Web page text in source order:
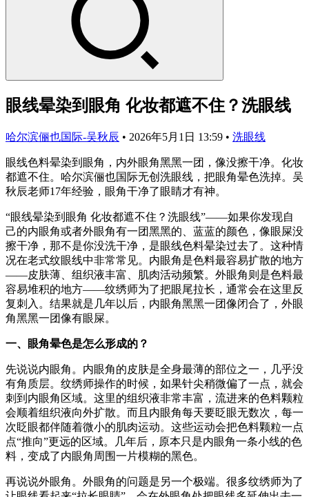
眼线晕染到眼角 化妆都遮不住？洗眼线
哈尔滨俪也国际-吴秋辰 • 2026年5月1日 13:59 • 洗眼线
眼线色料晕染到眼角，内外眼角黑黑一团，像没擦干净。化妆
都遮不住。哈尔滨俪也国际无创洗眼线，把眼角晕色洗掉。吴
秋辰老师17年经验，眼角干净了眼睛才有神。
“眼线晕染到眼角 化妆都遮不住？洗眼线”——如果你发现自
己的内眼角或者外眼角有一团黑黑的、蓝蓝的颜色，像眼屎没
擦干净，那不是你没洗干净，是眼线色料晕染过去了。这种情
况在老式纹眼线中非常常见。内眼角是色料最容易扩散的地方
——皮肤薄、组织液丰富、肌肉活动频繁。外眼角则是色料最
容易堆积的地方——纹绣师为了把眼尾拉长，通常会在这里反
复刺入。结果就是几年以后，内眼角黑黑一团像闭合了，外眼
角黑黑一团像有眼屎。
一、眼角晕色是怎么形成的？
先说说内眼角。内眼角的皮肤是全身最薄的部位之一，几乎没
有角质层。纹绣师操作的时候，如果针尖稍微偏了一点，就会
刺到内眼角区域。这里的组织液非常丰富，流进来的色料颗粒
会顺着组织液向外扩散。而且内眼角每天要眨眼无数次，每一
次眨眼都伴随着微小的肌肉运动。这些运动会把色料颗粒一点
点“推向”更远的区域。几年后，原本只是内眼角一条小线的色
料，变成了内眼角周围一片模糊的黑色。
再说说外眼角。外眼角的问题是另一个极端。很多纹绣师为了